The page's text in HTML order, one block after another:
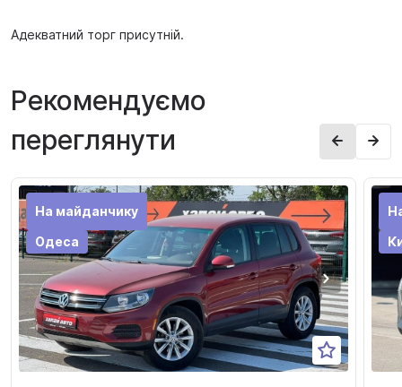
Адекватний торг присутній.
Рекомендуємо
переглянути
На майданчику
Одеса